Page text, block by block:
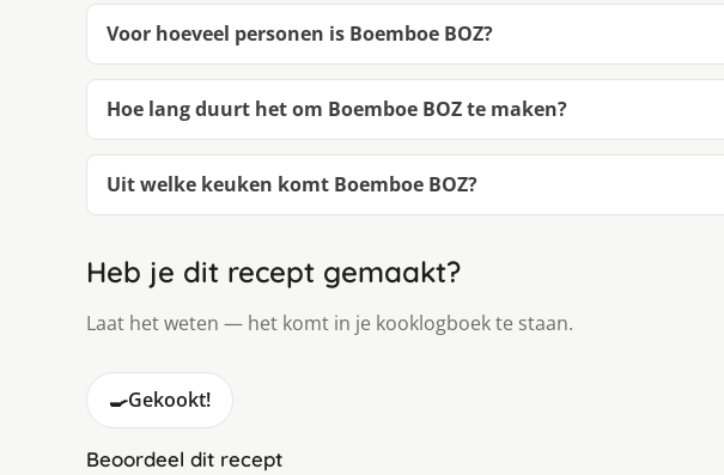
Voor hoeveel personen is Boemboe BOZ?
Hoe lang duurt het om Boemboe BOZ te maken?
Uit welke keuken komt Boemboe BOZ?
Heb je dit recept gemaakt?
Laat het weten — het komt in je kooklogboek te staan.
🍳Gekookt!
Beoordeel dit recept